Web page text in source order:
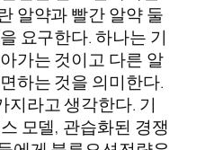
알약과 빨간 알약 둘
요구한다. 하나는 기
가는 것이고 다른 알
하는 것을 의미한다.
지라고 생각한다. 기
모델, 관습화된 경쟁